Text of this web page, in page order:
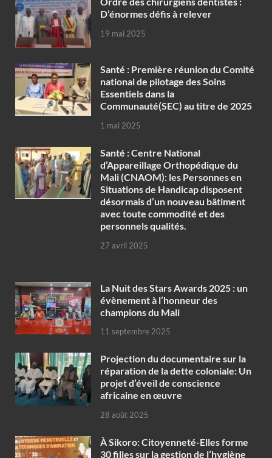
D’énormes défis à relever
19 mai 2025
Santé : Première réunion du Comité
national de pilotage des Soins
Essentiels dans la
Communauté(SEC) au titre de 2025
1 mai 2025
Santé : Centre National
d’Appareillage Orthopédique du
Mali (CNAOM): les Personnes en
Situations de Handicap disposent
désormais d’un nouveau bâtiment
avec toute commodité et des
personnels qualités.
27 avril 2025
‎La Nuit des Stars Awards 2025 : un
évènement à l’honneur des
champions du Mali
11 septembre 2025
Projection du documentaire sur la
réparation de la dette coloniale: Un
projet d’éveil de conscience
africaine en œuvre‎
28 août 2025
À Sikoro: Citoyenneté-Elles forme
30 filles sur la gestion de l’hygiène